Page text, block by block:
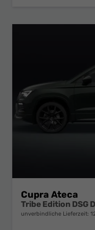
Cupra Ateca
Tribe Edition DSG
unverbindliche Lieferzeit: